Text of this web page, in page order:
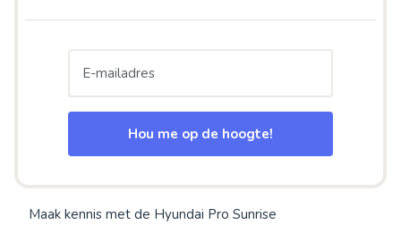
Hou me op de hoogte!
Maak kennis met de Hyundai Pro Sunrise